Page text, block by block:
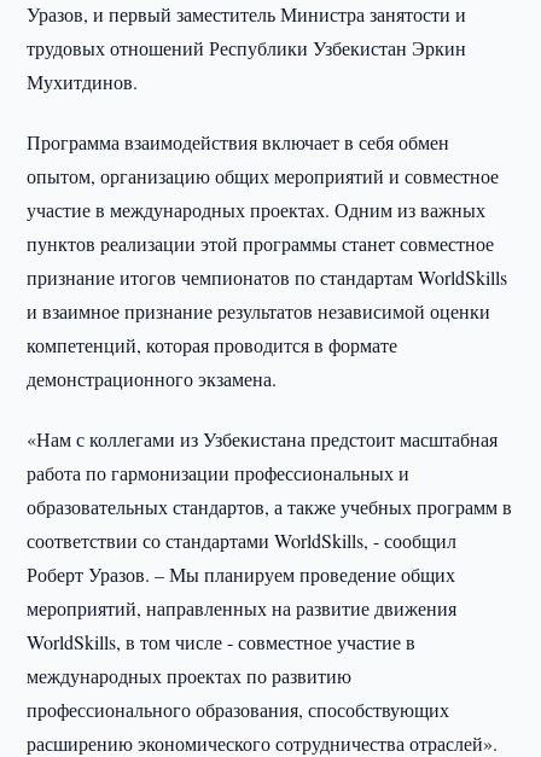
Уразов, и первый заместитель Министра занятости и
трудовых отношений Республики Узбекистан Эркин
Мухитдинов.
Программа взаимодействия включает в себя обмен
опытом, организацию общих мероприятий и совместное
участие в международных проектах. Одним из важных
пунктов реализации этой программы станет совместное
признание итогов чемпионатов по стандартам WorldSkills
и взаимное признание результатов независимой оценки
компетенций, которая проводится в формате
демонстрационного экзамена.
«Нам с коллегами из Узбекистана предстоит масштабная
работа по гармонизации профессиональных и
образовательных стандартов, а также учебных программ в
соответствии со стандартами WorldSkills, - сообщил
Роберт Уразов. – Мы планируем проведение общих
мероприятий, направленных на развитие движения
WorldSkills, в том числе - совместное участие в
международных проектах по развитию
профессионального образования, способствующих
расширению экономического сотрудничества отраслей».